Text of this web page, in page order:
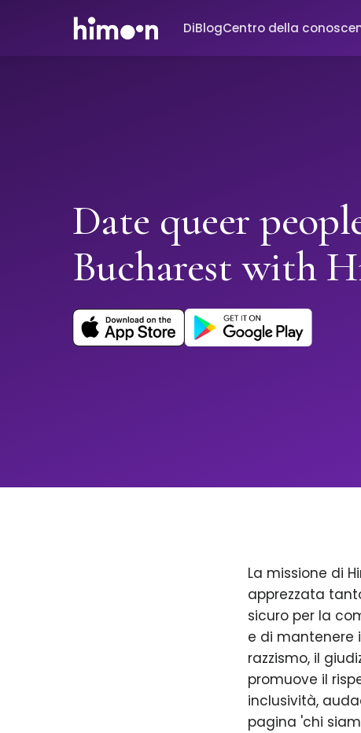
DiBlogCentro della
Date queer
Bucharest with
La missione di
apprezzata
sicuro per la
e di mantenere
razzismo, il
promuove il
inclusività,
pagina 'chi